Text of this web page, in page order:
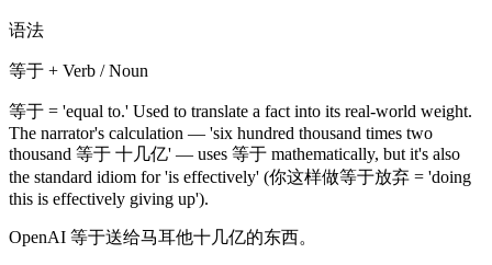
语法
等于 + Verb / Noun
等于 = 'equal to.' Used to translate a fact into its real-world weight.
The narrator's calculation — 'six hundred thousand times two
thousand 等于 十几亿' — uses 等于 mathematically, but it's also
the standard idiom for 'is effectively' (你这样做等于放弃 = 'doing
this is effectively giving up').
OpenAI 等于送给马耳他十几亿的东西。